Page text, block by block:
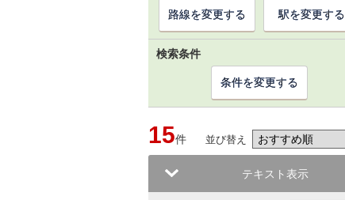
路線を変更する 駅を変更する
検索条件
条件を変更する
15件 並び替え
テキスト表示